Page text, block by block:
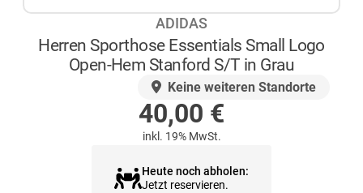
ADIDAS
Herren Sporthose Essentials Small Logo
Open-Hem Stanford S/T in Grau
Keine weiteren Standorte
40,00 €
inkl. 19% MwSt.
Heute noch abholen:
Jetzt reservieren.